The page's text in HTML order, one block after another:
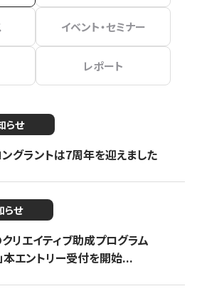
イベント・セミナー
レポート
らせ
グラントは7周年を迎えました
らせ
リエイティブ助成プログラム
本エントリー受付を開始...